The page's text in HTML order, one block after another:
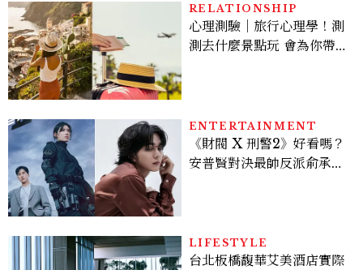
RELATIONSHIP
心理測驗｜旅行心理學！測
測去什麼景點玩 會為你帶來
ENTERTAINMENT
《財閥 X 刑警2》好看嗎？
安普賢對決最帥反派俞承
多大？
LIFESTYLE
台北板橋馥華艾美酒店實際